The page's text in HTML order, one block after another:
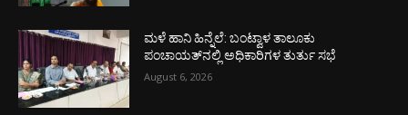
ಮಳೆ ಹಾನಿ ಹಿನ್ನೆಲೆ: ಬಂಟ್ವಾಳ ತಾಲೂಕು
ಪಂಚಾಯತ್‌ನಲ್ಲಿ ಅಧಿಕಾರಿಗಳ ತುರ್ತು ಸಭೆ
August 6, 2026